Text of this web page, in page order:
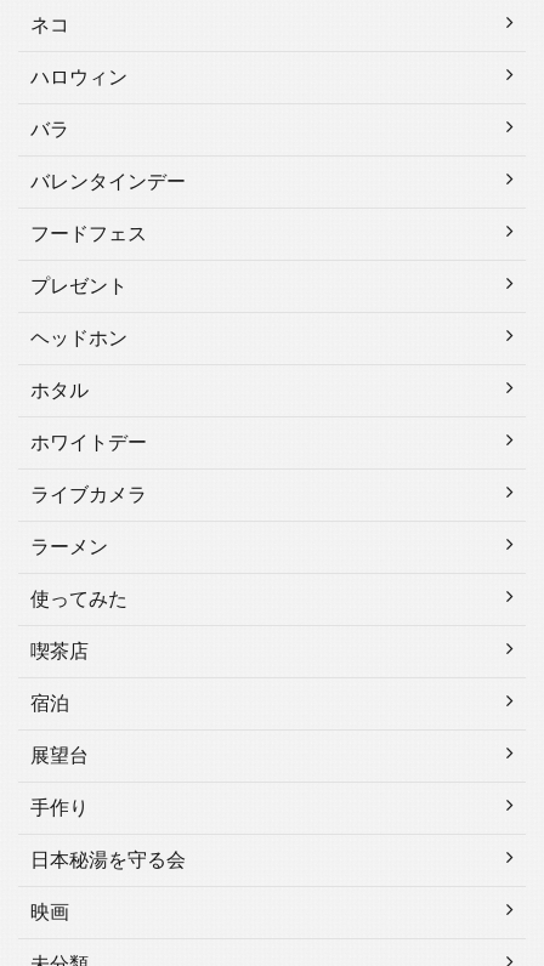
ネコ
ハロウィン
バラ
バレンタインデー
フードフェス
プレゼント
ヘッドホン
ホタル
ホワイトデー
ライブカメラ
ラーメン
使ってみた
喫茶店
宿泊
展望台
手作り
日本秘湯を守る会
映画